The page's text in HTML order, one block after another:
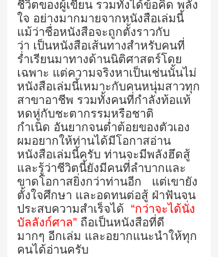
ชีวิตของผู้เขียน รวมทั้งได้ข้อคิด พลัง
ใจ อย่างมากมายจากหนังสือเล่มนี้
แม้ว่าชื่อหนังสือจะถูกตั้งราวกับ
ว่า เป็นหนังสือเส้นทางสำหรับคนที่
ร่ำเรียนมาทางด้านนิติศาสตร์โดย
เฉพาะ แต่ความจริงหาเป็นเช่นนั้นไม่
หนังสือเล่มนี้เหมาะกับคนหนุ่มสาวทุก
สาขาอาชีพ รวมทั้งคนที่กำลังท้อแท้
หดหู่กับชะตากรรมหรือชาติ
กำเนิด อันยากจนต่ำต้อยของตัวเอง
ผมอยากให้ท่านได้มีโอกาสอ่าน
หนังสือเล่มนี้ครับ ท่านจะมีพลังฮึดสู้
และรู้ว่าชีวิตนี้ยังมีคนที่ลำบากและ
ขาดโอกาสยิ่งกว่าท่านอีก แต่เขายัง
ตั้งใจศึกษา และอดทนต่อสู้ ฝ่าฟันจน
ประสบความสำเร็จได้ “กว่าจะได้นั่ง
บัลลังก์ศาล” ถือเป็นหนังสือที่ดี
มากๆ อีกเล่ม และอยากแนะนำให้ทุก
คนได้อ่านครับ